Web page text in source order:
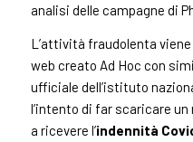
analisi delle campagne di
L’attività fraudolenta
web creato Ad Hoc con
ufficiale dell’istituto
l’intento di far scaricare
a ricevere l’indennità